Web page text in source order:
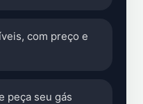
com preço e
peça seu gás